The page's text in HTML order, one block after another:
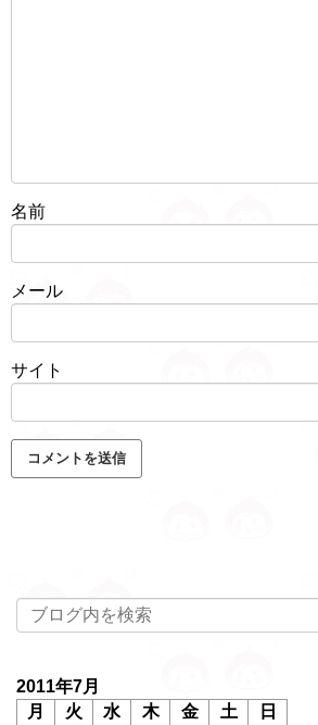
名前
メール
サイト
2011年7月
月
火 水 木 金 土
日